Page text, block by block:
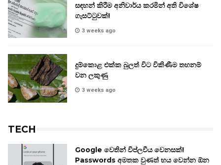
සඳහන් කිරීම අනිවාර්ය කරමින් අති විශේෂ
ගැසට්ටුවක්!
3 weeks ago
දුම්කොළ එක්ක බුලත් විට විකිණීම තහනම්
වන ලකුණු
3 weeks ago
TECH
Google වෙතින් විප්ලවීය වෙනසක්!
Passwords අමතක වුණත් භය වෙන්න ඕන